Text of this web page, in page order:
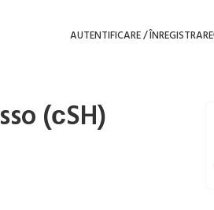
AUTENTIFICARE / ÎNREGISTRARE
(сSH)